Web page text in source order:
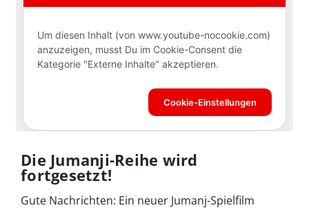
Die Jumanji-Reihe wird
fortgesetzt!
Gute Nachrichten: Ein neuer Jumanj-Spielfilm